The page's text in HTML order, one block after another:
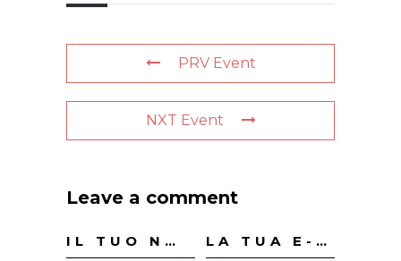
PRV Event
NXT Event
Leave a comment